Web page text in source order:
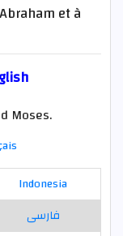
et à
Moses.
Indonesia
فارسی